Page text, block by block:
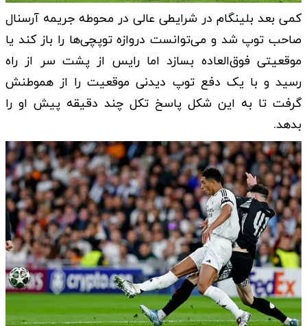
کمی بعد بلینگام در شرایطی عالی در محوطه جریمه آرسنال
صاحب توپ شد و می‌توانست دروازه توپچی‌ها را باز کند یا
موقعیتی فوق‌العاده بسازد اما رایس از پشت سر از راه
رسید و با یک دفع توپ دیدنی موقعیت را از هموطنش
گرفت‌ تا به این شکل پاسخ تکل چند دقیقه پیش او را
بدهد.